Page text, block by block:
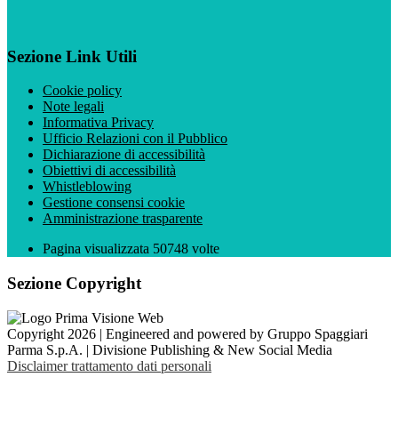
Sezione Link Utili
Cookie policy
Note legali
Informativa Privacy
Ufficio Relazioni con il Pubblico
Dichiarazione di accessibilità
Obiettivi di accessibilità
Whistleblowing
Gestione consensi cookie
Amministrazione trasparente
Pagina visualizzata 50748 volte
Sezione Copyright
Copyright 2026 | Engineered and powered by Gruppo Spaggiari
Parma S.p.A. | Divisione Publishing & New Social Media
Disclaimer trattamento dati personali